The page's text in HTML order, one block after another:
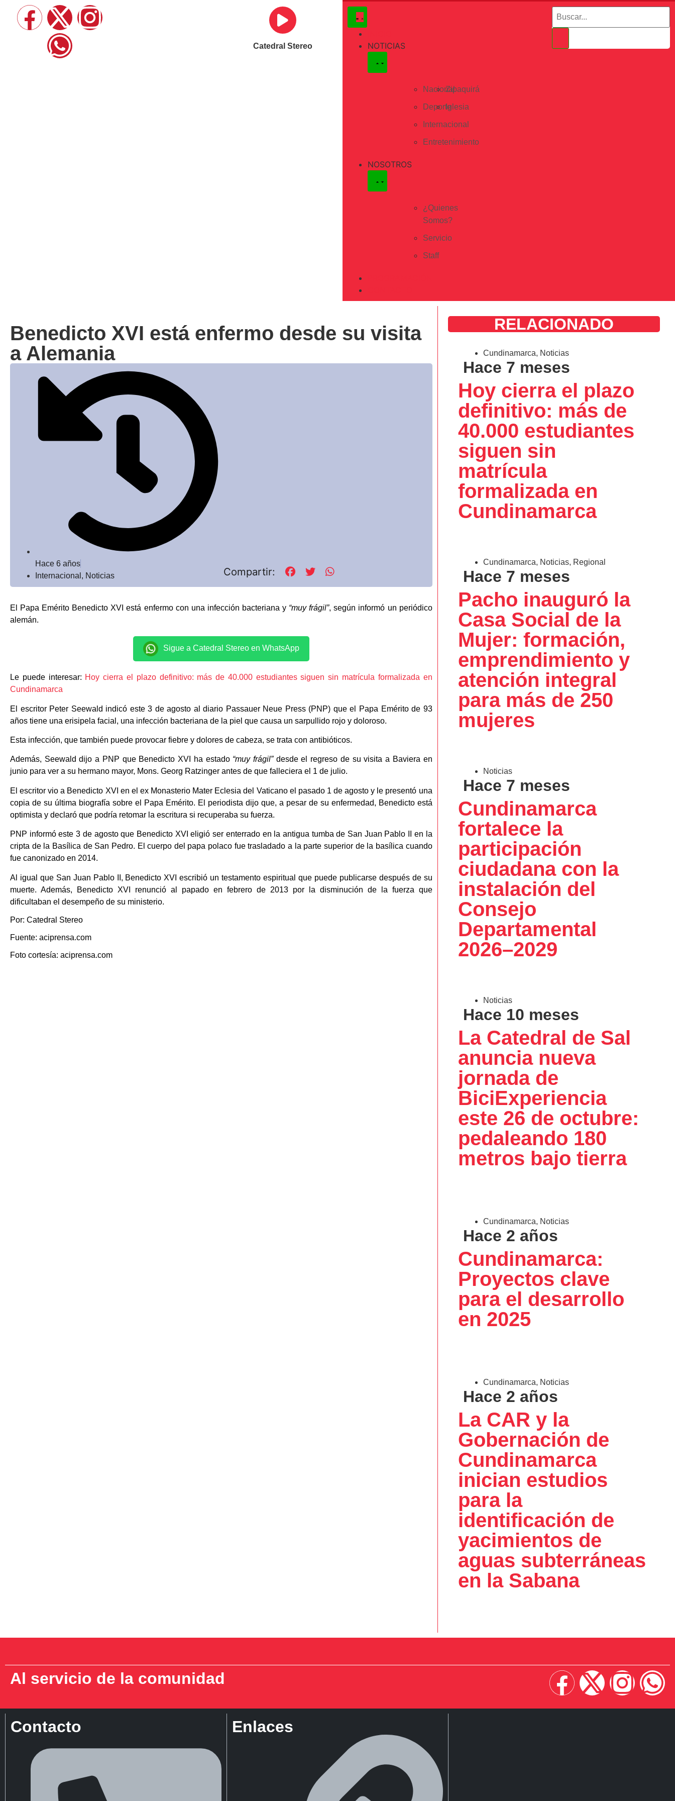
Catedral Stereo
NOTICIAS
Nacional
Deporte
Internacional
Entretenimiento
Zipaquirá
Iglesia
NOSOTROS
¿Quienes
Somos?
Servicio
Staff
Benedicto XVI está enfermo desde su visita
a Alemania
Hace 6 años
Internacional , Noticias Compartir:
El Papa Emérito Benedicto XVI está enfermo con una infección bacteriana y “muy frágil”, según informó un periódico
alemán.
Sigue a Catedral Stereo en WhatsApp
Le puede interesar: Hoy cierra el plazo definitivo: más de 40.000 estudiantes siguen sin matrícula formalizada en
Cundinamarca
El escritor Peter Seewald indicó este 3 de agosto al diario Passauer Neue Press (PNP) que el Papa Emérito de 93
años tiene una erisipela facial, una infección bacteriana de la piel que causa un sarpullido rojo y doloroso.
Esta infección, que también puede provocar fiebre y dolores de cabeza, se trata con antibióticos.
Además, Seewald dijo a PNP que Benedicto XVI ha estado “muy frágil”desde el regreso de su visita a Baviera en
junio para ver a su hermano mayor, Mons. Georg Ratzinger antes de que falleciera el 1 de julio.
El escritor vio a Benedicto XVI en el ex Monasterio Mater Eclesia del Vaticano el pasado 1 de agosto y le presentó una
copia de su última biografía sobre el Papa Emérito. El periodista dijo que, a pesar de su enfermedad, Benedicto está
optimista y declaró que podría retomar la escritura si recuperaba su fuerza.
PNP informó este 3 de agosto que Benedicto XVI eligió ser enterrado en la antigua tumba de San Juan Pablo II en la
cripta de la Basílica de San Pedro. El cuerpo del papa polaco fue trasladado a la parte superior de la basílica cuando
fue canonizado en 2014.
Al igual que San Juan Pablo II, Benedicto XVI escribió un testamento espiritual que puede publicarse después de su
muerte. Además, Benedicto XVI renunció al papado en febrero de 2013 por la disminución de la fuerza que
dificultaban el desempeño de su ministerio.
Por: Catedral Stereo
Fuente: aciprensa.com
Foto cortesía: aciprensa.com
RELACIONADO
Cundinamarca, Noticias
Hace 7 meses
Hoy cierra el plazo
definitivo: más de
40.000 estudiantes
siguen sin
matrícula
formalizada en
Cundinamarca
Cundinamarca, Noticias, Regional
Hace 7 meses
Pacho inauguró la
Casa Social de la
Mujer: formación,
emprendimiento y
atención integral
para más de 250
mujeres
Noticias
Hace 7 meses
Cundinamarca
fortalece la
participación
ciudadana con la
instalación del
Consejo
Departamental
2026–2029
Noticias
Hace 10 meses
La Catedral de Sal
anuncia nueva
jornada de
BiciExperiencia
este 26 de octubre:
pedaleando 180
metros bajo tierra
Cundinamarca, Noticias
Hace 2 años
Cundinamarca:
Proyectos clave
para el desarrollo
en 2025
Cundinamarca, Noticias
Hace 2 años
La CAR y la
Gobernación de
Cundinamarca
inician estudios
para la
identificación de
yacimientos de
aguas subterráneas
en la Sabana
Al servicio de la comunidad
Contacto Enlaces